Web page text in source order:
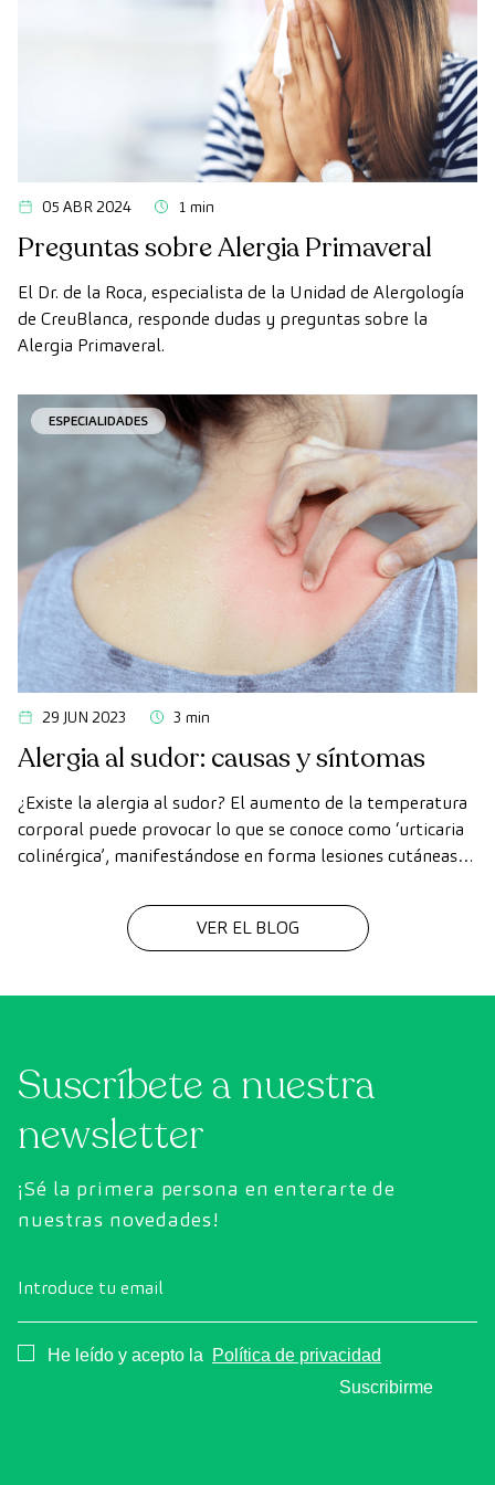
05 ABR 2024 1 min
Preguntas sobre Alergia Primaveral
El Dr. de la Roca, especialista de la Unidad de Alergología
de CreuBlanca, responde dudas y preguntas sobre la
Alergia Primaveral.
ESPECIALIDADES
29 JUN 2023 3 min
Alergia al sudor: causas y síntomas
¿Existe la alergia al sudor? El aumento de la temperatura
corporal puede provocar lo que se conoce como ‘urticaria
colinérgica’, manifestándose en forma lesiones cutáneas,
VER EL BLOG
Suscríbete a nuestra
newsletter
¡Sé la primera persona en enterarte de
nuestras novedades!
Introduce tu email
Consentimiento
He leído y acepto la
Política de privacidad
Suscribirme